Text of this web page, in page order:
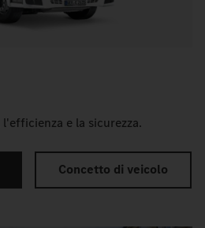
e la sicurezza.
Concetto di veicolo